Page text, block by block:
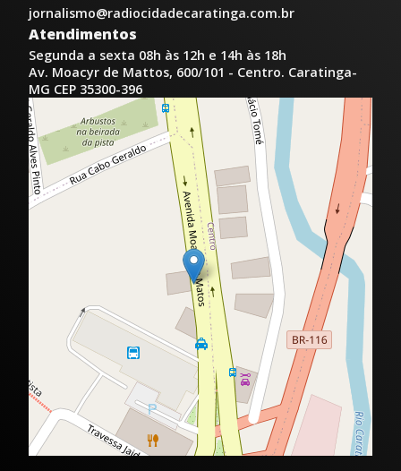
jornalismo@radiocidadecaratinga.com.br
Atendimentos
Segunda a sexta 08h às 12h e 14h às 18h
Av. Moacyr de Mattos, 600/101 - Centro. Caratinga-
MG CEP 35300-396